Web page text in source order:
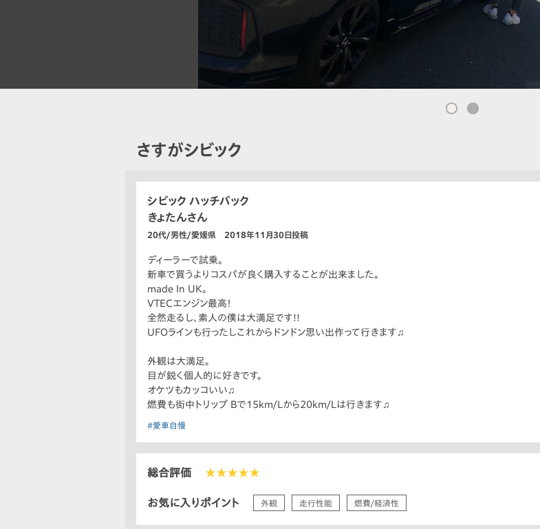
さすがシビック
シビック ハッチバック
きょたんさん
20代/男性/愛媛県 2018年11月30日投稿
ディーラーで試乗。
新車で買うよりコスパが良く購入することが出来ました。
made In UK。
VTECエンジン最高！
全然走るし、素人の僕は大満足です!!
UFOラインも行ったしこれからドンドン思い出作って行きます♫
外観は大満足。
目が鋭く個人的に好きです。
オケツもカッコいい♫
燃費も街中トリップ Bで15km/Lから20km/Lは行きます♫
#愛車自慢
総合評価 ★★★★★
お気に入りポイント 外観 走行性能 燃費/経済性